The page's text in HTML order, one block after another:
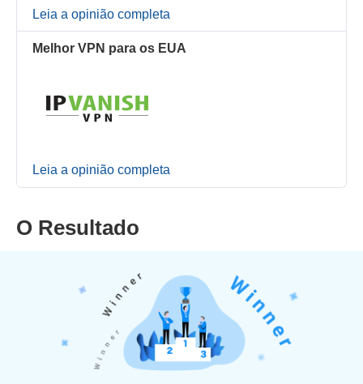
Leia a opinião completa
Melhor VPN para os EUA
Leia a opinião completa
O Resultado